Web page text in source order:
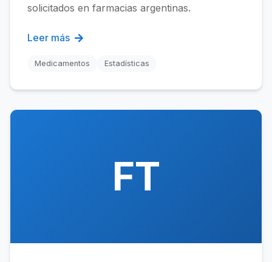
solicitados en farmacias argentinas.
Leer más
Medicamentos Estadísticas
FT